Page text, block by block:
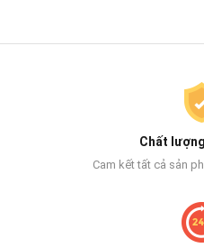
Chất
Cam kết tất cả sản